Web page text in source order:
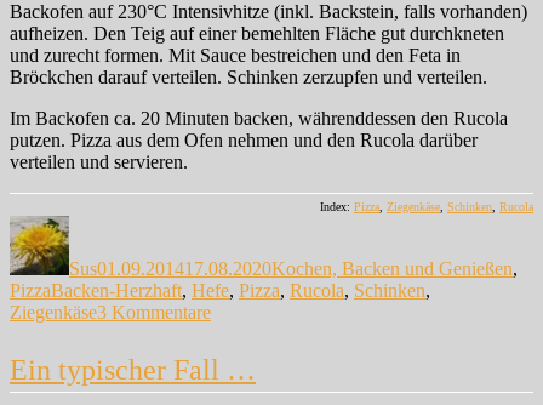
Backofen auf 230°C Intensivhitze (inkl. Backstein, falls vorhanden)
aufheizen. Den Teig auf einer bemehlten Fläche gut durchkneten
und zurecht formen. Mit Sauce bestreichen und den Feta in
Bröckchen darauf verteilen. Schinken zerzupfen und verteilen.
Im Backofen ca. 20 Minuten backen, währenddessen den Rucola
putzen. Pizza aus dem Ofen nehmen und den Rucola darüber
verteilen und servieren.
Index: Pizza, Ziegenkäse, Schinken, Rucola
Autor
Sus01.09.201417.08.2020Kochen, Backen und Genießen,
PizzaSchlagwörter
Backen-Herzhaft, Hefe, Pizza, Rucola, Schinken,
Ziegenkäse3 Kommentarezu
Ein typischer Fall …